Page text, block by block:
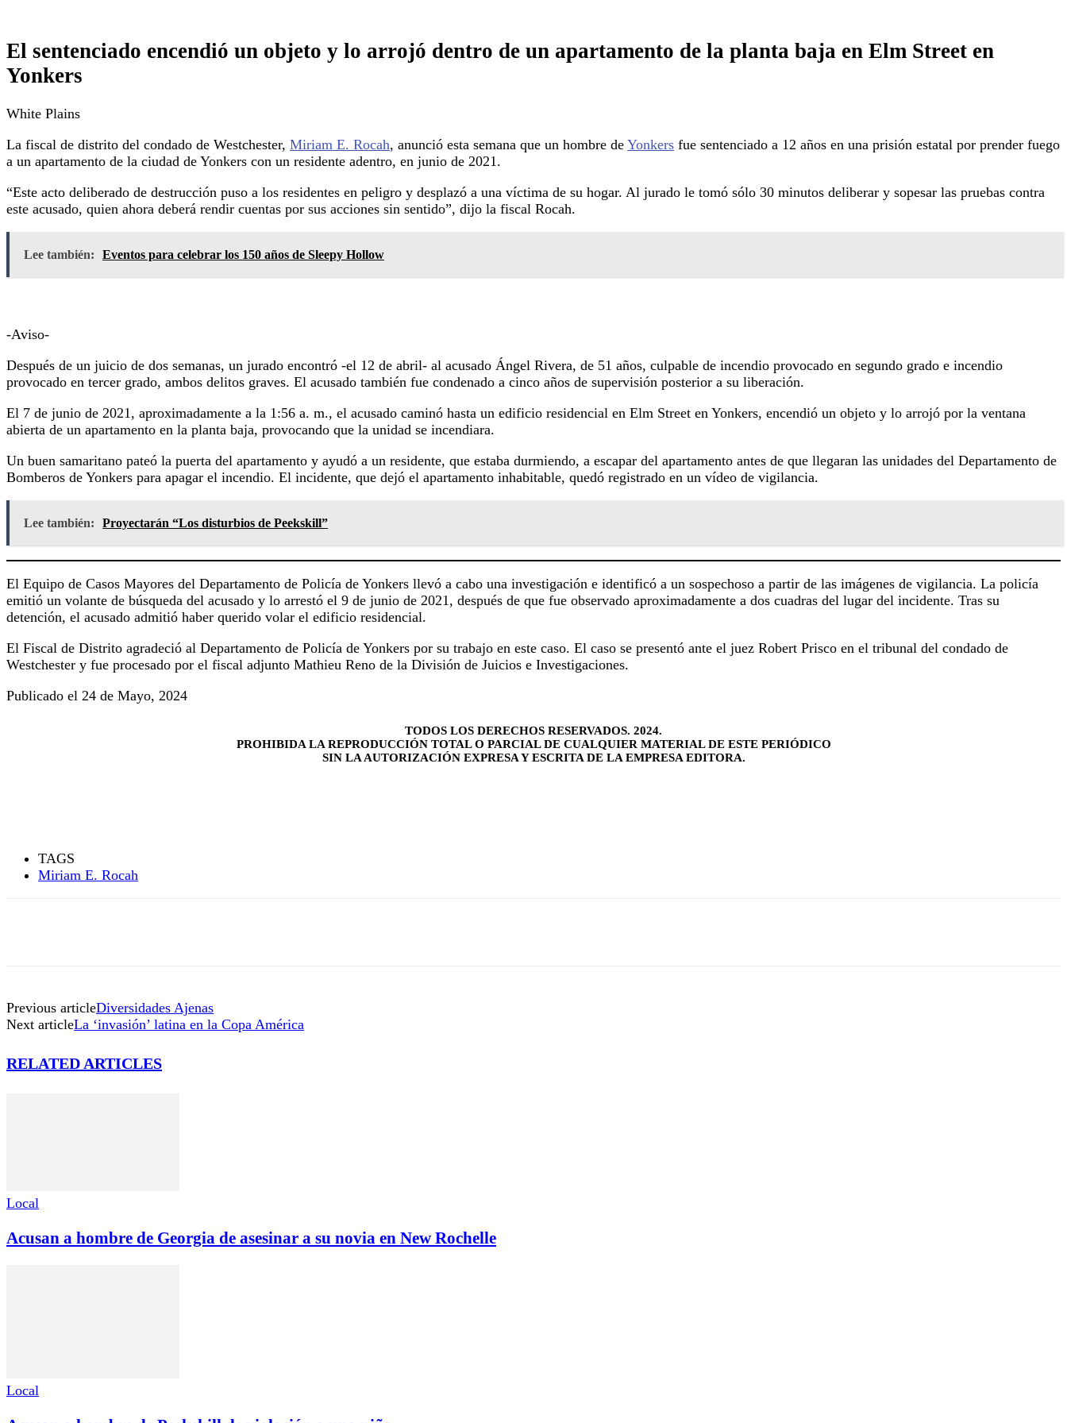
El sentenciado encendió un objeto y lo arrojó dentro de un apartamento de la planta baja en Elm Street en
Yonkers
White Plains
La fiscal de distrito del condado de Westchester, Miriam E. Rocah, anunció esta semana que un hombre de Yonkers fue sentenciado a 12 años en una prisión estatal por prender fuego
a un apartamento de la ciudad de Yonkers con un residente adentro, en junio de 2021.
“Este acto deliberado de destrucción puso a los residentes en peligro y desplazó a una víctima de su hogar. Al jurado le tomó sólo 30 minutos deliberar y sopesar las pruebas contra
este acusado, quien ahora deberá rendir cuentas por sus acciones sin sentido”, dijo la fiscal Rocah.
Lee también: Eventos para celebrar los 150 años de Sleepy Hollow
-Aviso-
Después de un juicio de dos semanas, un jurado encontró -el 12 de abril- al acusado Ángel Rivera, de 51 años, culpable de incendio provocado en segundo grado e incendio
provocado en tercer grado, ambos delitos graves. El acusado también fue condenado a cinco años de supervisión posterior a su liberación.
El 7 de junio de 2021, aproximadamente a la 1:56 a. m., el acusado caminó hasta un edificio residencial en Elm Street en Yonkers, encendió un objeto y lo arrojó por la ventana
abierta de un apartamento en la planta baja, provocando que la unidad se incendiara.
Un buen samaritano pateó la puerta del apartamento y ayudó a un residente, que estaba durmiendo, a escapar del apartamento antes de que llegaran las unidades del Departamento de
Bomberos de Yonkers para apagar el incendio. El incidente, que dejó el apartamento inhabitable, quedó registrado en un vídeo de vigilancia.
Lee también: Proyectarán “Los disturbios de Peekskill”
El Equipo de Casos Mayores del Departamento de Policía de Yonkers llevó a cabo una investigación e identificó a un sospechoso a partir de las imágenes de vigilancia. La policía
emitió un volante de búsqueda del acusado y lo arrestó el 9 de junio de 2021, después de que fue observado aproximadamente a dos cuadras del lugar del incidente. Tras su
detención, el acusado admitió haber querido volar el edificio residencial.
El Fiscal de Distrito agradeció al Departamento de Policía de Yonkers por su trabajo en este caso. El caso se presentó ante el juez Robert Prisco en el tribunal del condado de
Westchester y fue procesado por el fiscal adjunto Mathieu Reno de la División de Juicios e Investigaciones.
Publicado el 24 de Mayo, 2024
TODOS LOS DERECHOS RESERVADOS. 2024.
PROHIBIDA LA REPRODUCCIÓN TOTAL O PARCIAL DE CUALQUIER MATERIAL DE ESTE PERIÓDICO
SIN LA AUTORIZACIÓN EXPRESA Y ESCRITA DE LA EMPRESA EDITORA.
TAGS
Miriam E. Rocah
Previous articleDiversidades Ajenas
Next articleLa ‘invasión’ latina en la Copa América
RELATED ARTICLES
Local
Acusan a hombre de Georgia de asesinar a su novia en New Rochelle
Local